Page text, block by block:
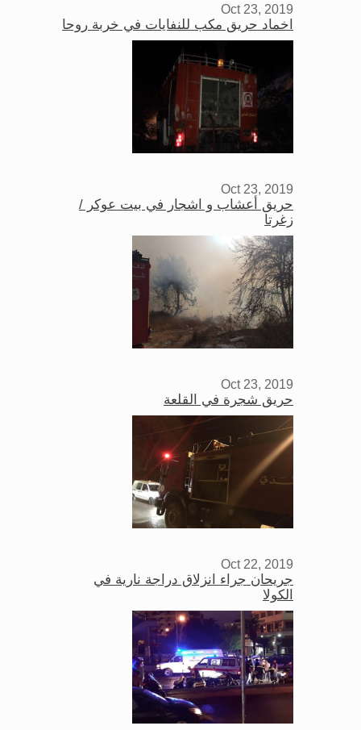
Oct 23, 2019
اخماد حريق مكب للنفايات في خربة روحا
Oct 23, 2019
حريق أعشاب و اشجار في بيت عوكر /
زغرتا
Oct 23, 2019
حريق شجرة في القلعة
Oct 22, 2019
جريحان جراء انزلاق دراجة نارية في
الكولا